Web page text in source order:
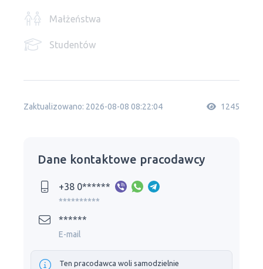
Małżeństwa
Studentów
Zaktualizowano: 2026-08-08 08:22:04 1245
Dane kontaktowe pracodawcy
+38 0******
**********
******
E-mail
Ten pracodawca woli samodzielnie